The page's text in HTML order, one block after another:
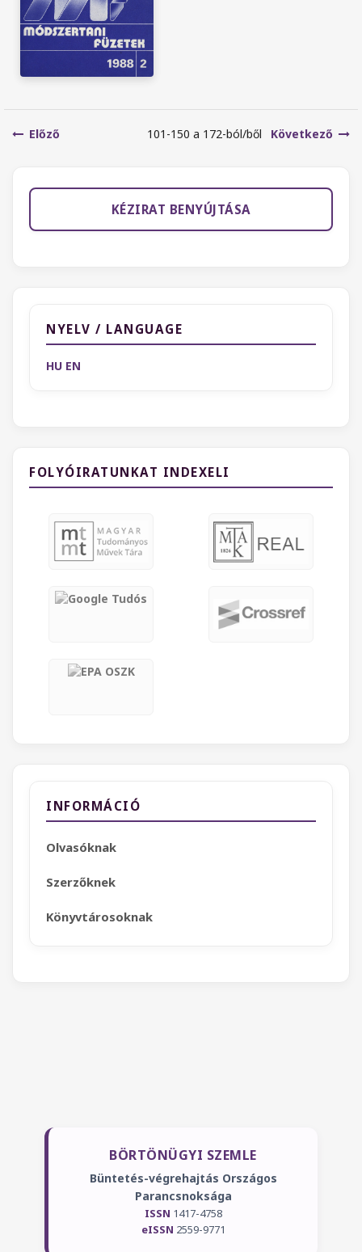
Előző 101-150 a 172-ból/ből Következő
KÉZIRAT BENYÚJTÁSA
NYELV / LANGUAGE
HU EN
FOLYÓIRATUNKAT INDEXELI
INFORMÁCIÓ
Olvasóknak
Szerzőknek
Könyvtárosoknak
BÖRTÖNÜGYI SZEMLE
Büntetés-végrehajtás Országos
Parancsnoksága
ISSN 1417-4758
eISSN 2559-9771